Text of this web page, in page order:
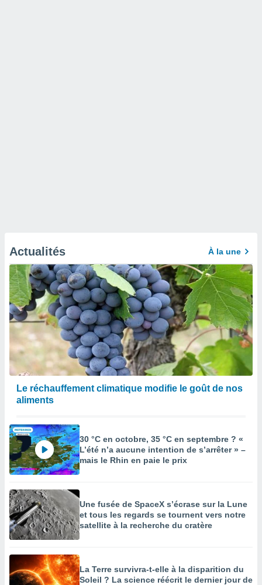
Actualités À la une
Le réchauffement climatique modifie le goût de nos
aliments
30 °C en octobre, 35 °C en septembre ? «
L’été n’a aucune intention de s’arrêter » –
mais le Rhin en paie le prix
Une fusée de SpaceX s’écrase sur la Lune
et tous les regards se tournent vers notre
satellite à la recherche du cratère
La Terre survivra-t-elle à la disparition du
Soleil ? La science réécrit le dernier jour de